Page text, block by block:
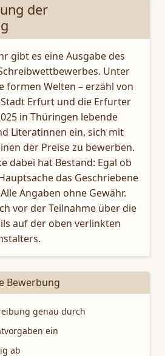
der
gibt es eine Ausgabe des
Unter
formen Welten – erzähl von
Erfurt und die Erfurter
in Thüringen lebende
Literatinnen ein, sich mit
der Preise zu bewerben.
dabei hat Bestand: Egal ob
das Geschriebene
Angaben ohne Gewähr.
vor der Teilnahme über die
auf der oben verlinkten
Bewerbung
genau durch
ein
ab